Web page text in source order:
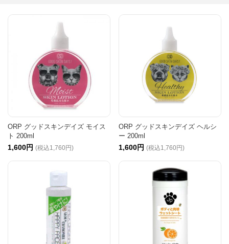
ORP グッドスキンデイズ モイス
ト 200ml
1,600円 (税込1,760円)
ORP グッドスキンデイズ ヘルシ
ー 200ml
1,600円 (税込1,760円)